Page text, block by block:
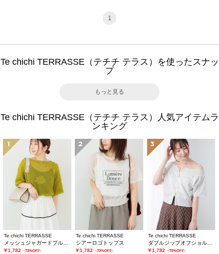
1
Te chichi TERRASSE（テチチ テラス）を使ったスナッ
プ
もっと見る
Te chichi TERRASSE（テチチ テラス）人気アイテムラ
ンキング
1
Te chichi TERRASSE
￥1,782 -70%OFF-
2
Te chichi TERRASSE
シアーロゴトップス
￥1,782 -70%OFF-
3
Te chichi TERRASSE
ダブルジップオフショルカットトップス
￥1,782 -70%OFF-